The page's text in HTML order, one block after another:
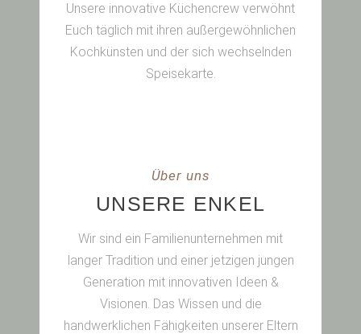
Unsere innovative Küchencrew verwöhnt
Euch täglich mit ihren außergewöhnlichen
Kochkünsten und der sich wechselnden
Speisekarte.
Über uns
UNSERE ENKEL
Wir sind ein Familienunternehmen mit
langer Tradition und einer jetzigen jungen
Generation mit innovativen Ideen &
Visionen. Das Wissen und die
handwerklichen Fähigkeiten unserer Eltern